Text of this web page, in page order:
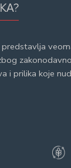
predstavlja
i prilika koje